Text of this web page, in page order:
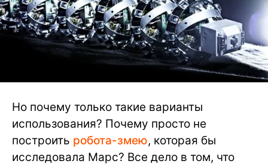
Но почему только такие варианты
использования? Почему просто не
построить робота-змею, которая бы
исследовала Марс? Все дело в том, что